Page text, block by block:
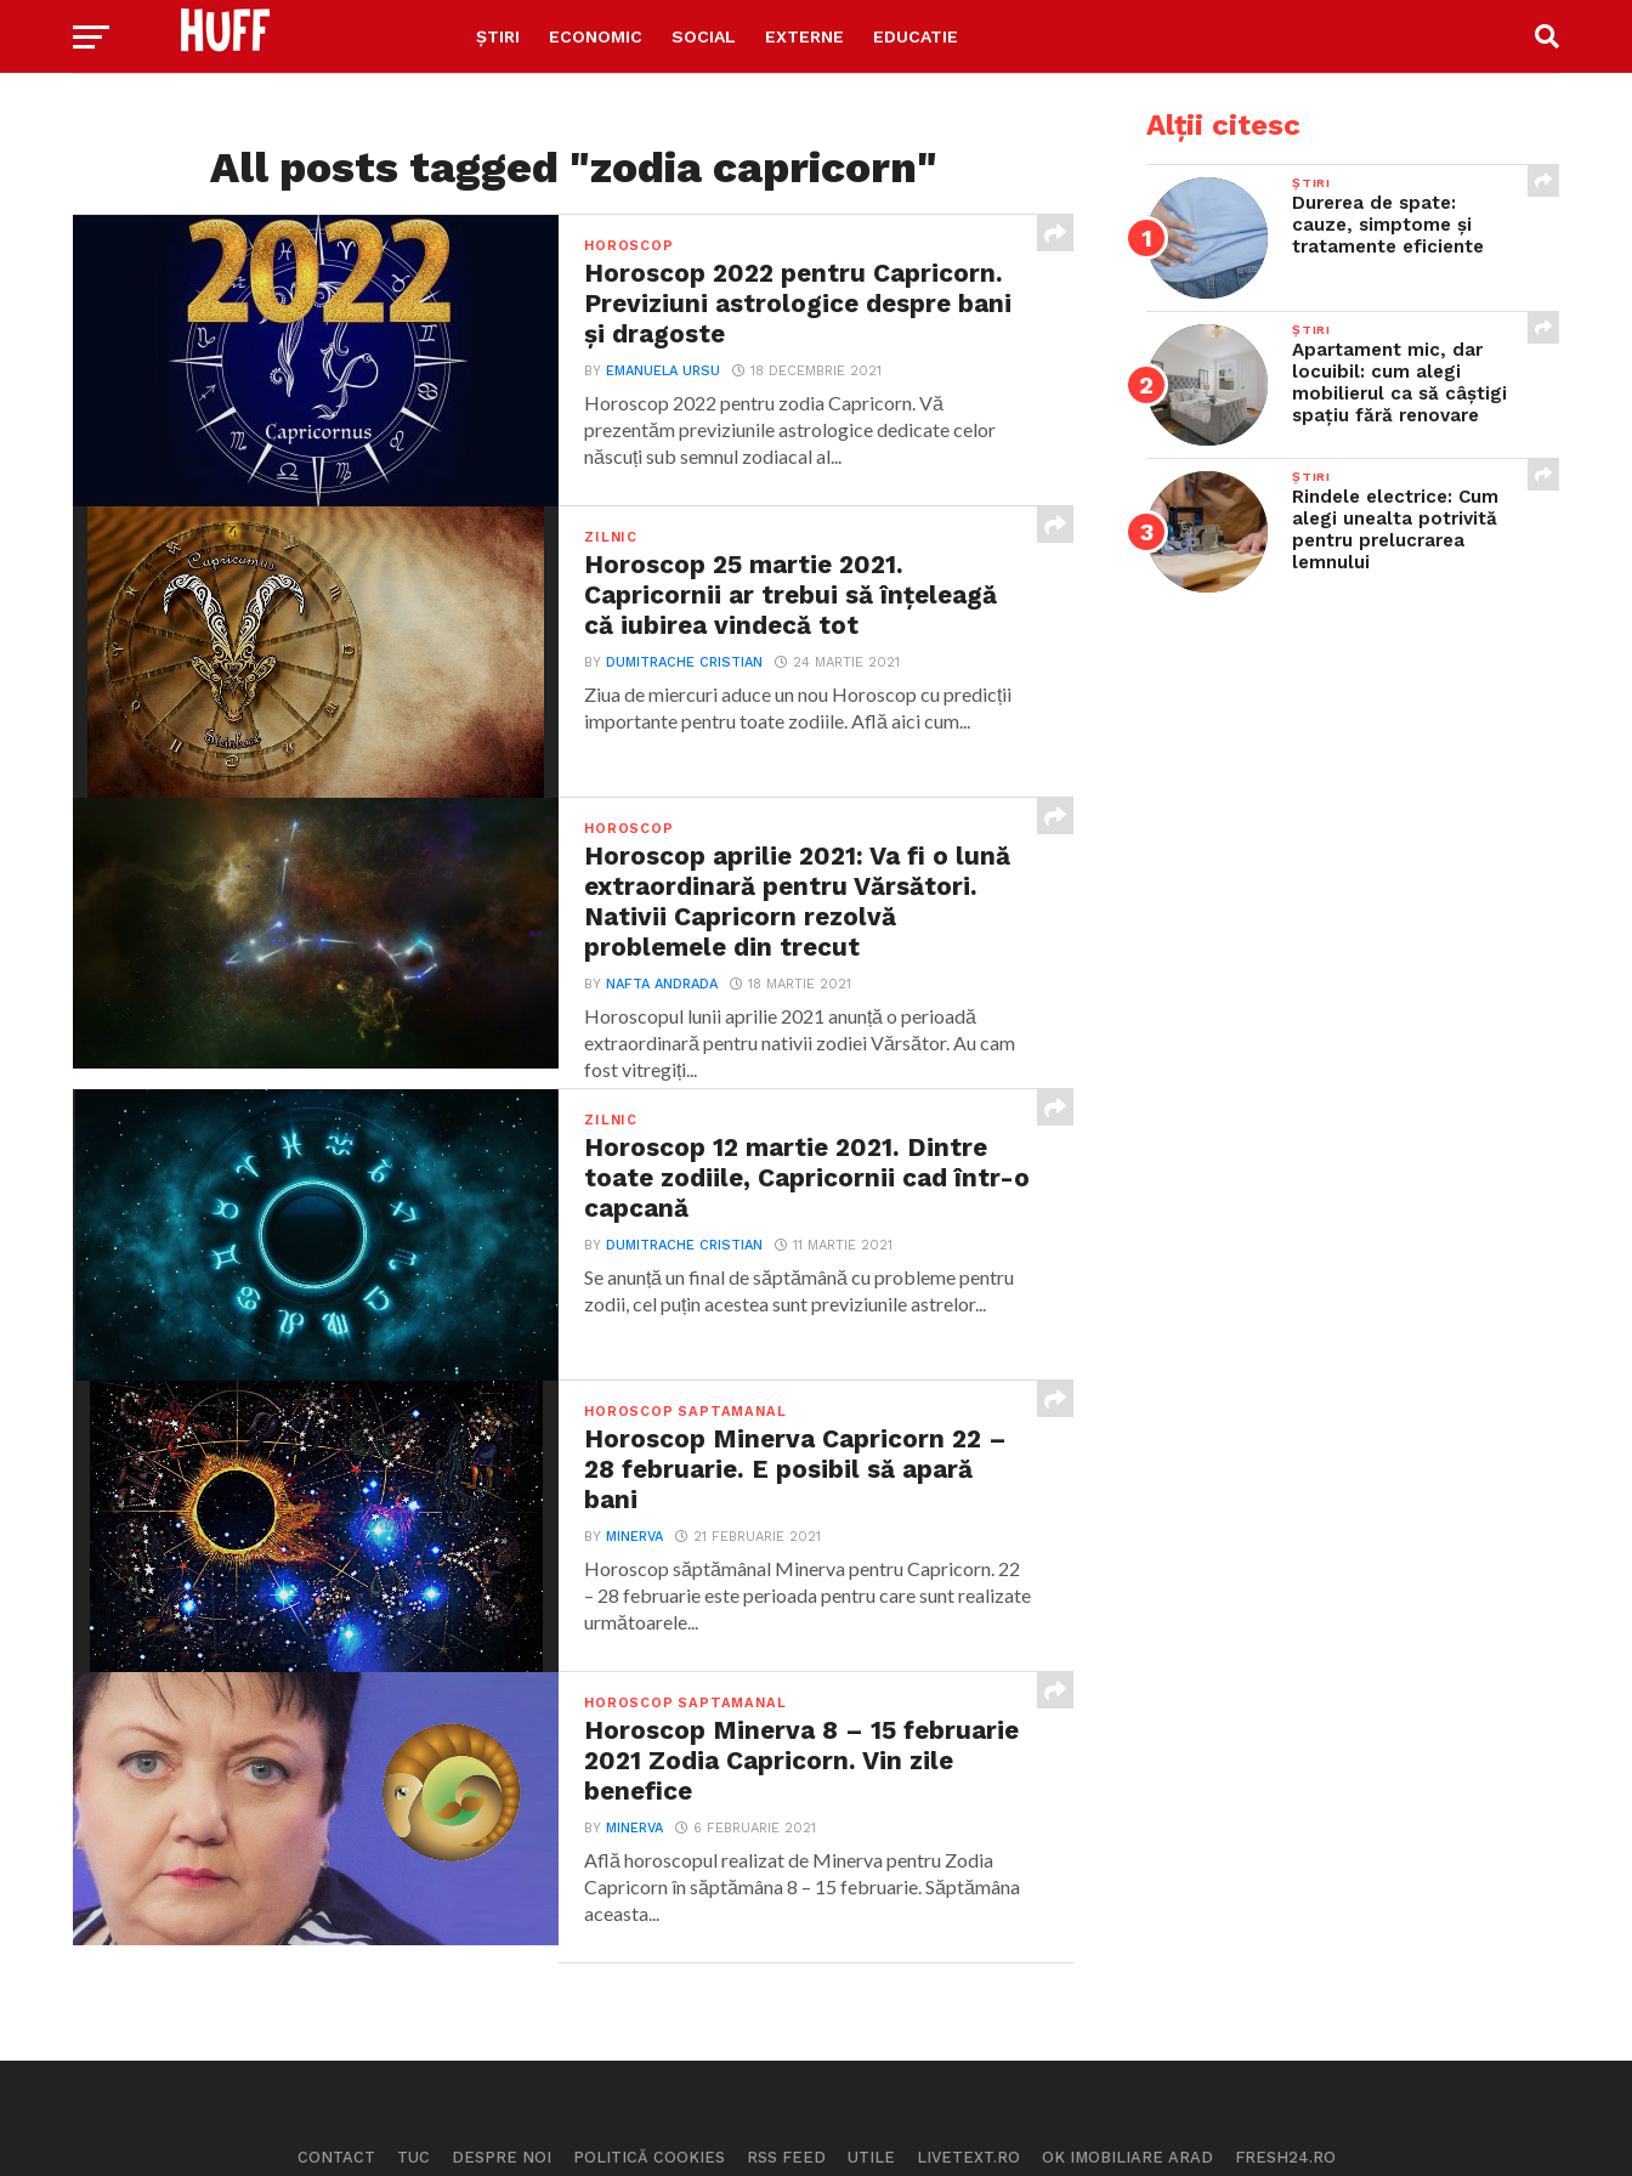
ȘTIRI ECONOMIC SOCIAL EXTERNE EDUCATIE
All posts tagged "zodia capricorn"
HOROSCOP
Horoscop 2022 pentru Capricorn.
Previziuni astrologice despre bani
și dragoste
BYEMANUELA URSU 18 DECEMBRIE 2021
Horoscop 2022 pentru zodia Capricorn. Vă
prezentăm previziunile astrologice dedicate celor
născuți sub semnul zodiacal al...
ZILNIC
Horoscop 25 martie 2021.
Capricornii ar trebui să înțeleagă
că iubirea vindecă tot
BYDUMITRACHE CRISTIAN 24 MARTIE 2021
Ziua de miercuri aduce un nou Horoscop cu predicții
importante pentru toate zodiile. Află aici cum...
HOROSCOP
Horoscop aprilie 2021: Va fi o lună
extraordinară pentru Vărsători.
Nativii Capricorn rezolvă
problemele din trecut
BYNAFTA ANDRADA 18 MARTIE 2021
Horoscopul lunii aprilie 2021 anunță o perioadă
extraordinară pentru nativii zodiei Vărsător. Au cam
fost vitregiți...
ZILNIC
Horoscop 12 martie 2021. Dintre
toate zodiile, Capricornii cad într-o
capcană
BYDUMITRACHE CRISTIAN 11 MARTIE 2021
Se anunță un final de săptămână cu probleme pentru
zodii, cel puțin acestea sunt previziunile astrelor...
HOROSCOP SAPTAMANAL
Horoscop Minerva Capricorn 22 –
28 februarie. E posibil să apară
bani
BY MINERVA 21 FEBRUARIE 2021
Horoscop săptămânal Minerva pentru Capricorn. 22
– 28 februarie este perioada pentru care sunt realizate
următoarele...
HOROSCOP SAPTAMANAL
Horoscop Minerva 8 – 15 februarie
2021 Zodia Capricorn. Vin zile
benefice
BY MINERVA 6 FEBRUARIE 2021
Află horoscopul realizat de Minerva pentru Zodia
Capricorn în săptămâna 8 – 15 februarie. Săptămâna
aceasta...
Alții citesc
ȘTIRI
Durerea de spate:
cauze, simptome și
tratamente eficiente
ȘTIRI
Apartament mic, dar
locuibil: cum alegi
mobilierul ca să câștigi
spațiu fără renovare
ȘTIRI
Rindele electrice: Cum
alegi unealta potrivită
pentru prelucrarea
lemnului
CONTACT TUC DESPRE NOI POLITICĂ COOKIES RSS FEED UTILE LIVETEXT.RO OK IMOBILIARE ARAD FRESH24.RO